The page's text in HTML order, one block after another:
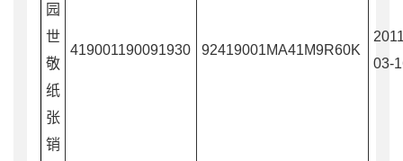
园
世
敬
纸
张
销
419001190091930 92419001MA41M9R60K
03-